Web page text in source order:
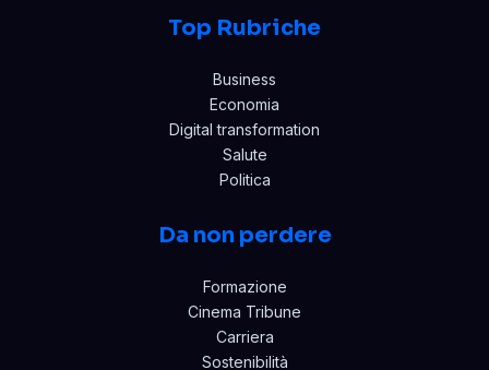
Top Rubriche
Business
Economia
Digital transformation
Salute
Politica
Da non perdere
Formazione
Cinema Tribune
Carriera
Sostenibilità